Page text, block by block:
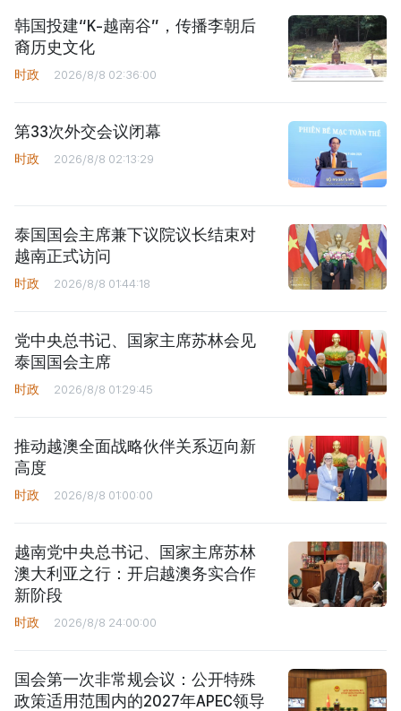
韩国投建“K-越南谷”，传播李朝后
裔历史文化
时政 2026/8/8 02:36:00
第33次外交会议闭幕
时政 2026/8/8 02:13:29
泰国国会主席兼下议院议长结束对
越南正式访问
时政 2026/8/8 01:44:18
党中央总书记、国家主席苏林会见
泰国国会主席
时政 2026/8/8 01:29:45
推动越澳全面战略伙伴关系迈向新
高度
时政 2026/8/8 01:00:00
越南党中央总书记、国家主席苏林
澳大利亚之行：开启越澳务实合作
新阶段
时政 2026/8/8 24:00:00
国会第一次非常规会议：公开特殊
政策适用范围内的2027年APEC领导